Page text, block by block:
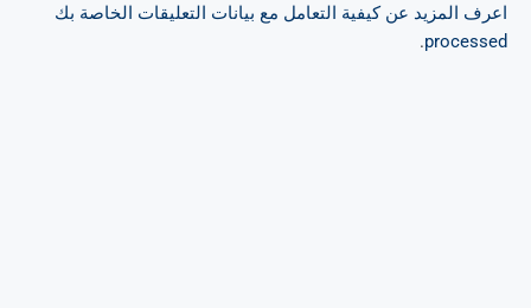
اعرف المزيد عن كيفية التعامل مع بيانات التعليقات الخاصة بك
processed
.